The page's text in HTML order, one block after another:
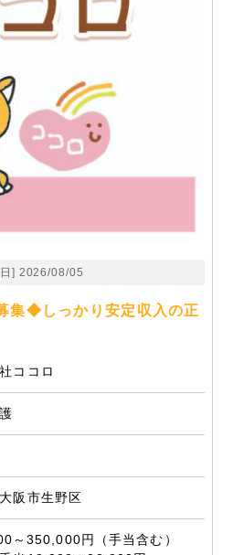
] 2026/08/05
集◆しっかり安定収入の正
ココロ
阪市生野区
～350,000円（手当含む）